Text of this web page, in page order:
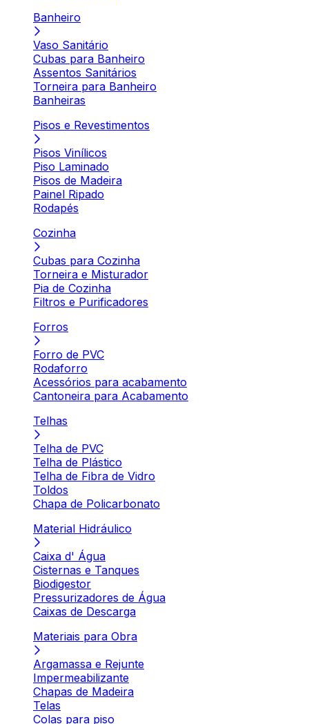
Banheiro
Vaso Sanitário
Cubas para Banheiro
Assentos Sanitários
Torneira para Banheiro
Banheiras
Pisos e Revestimentos
Pisos Vinílicos
Piso Laminado
Pisos de Madeira
Painel Ripado
Rodapés
Cozinha
Cubas para Cozinha
Torneira e Misturador
Pia de Cozinha
Filtros e Purificadores
Forros
Forro de PVC
Rodaforro
Acessórios para acabamento
Cantoneira para Acabamento
Telhas
Telha de PVC
Telha de Plástico
Telha de Fibra de Vidro
Toldos
Chapa de Policarbonato
Material Hidráulico
Caixa d' Água
Cisternas e Tanques
Biodigestor
Pressurizadores de Água
Caixas de Descarga
Materiais para Obra
Argamassa e Rejunte
Impermeabilizante
Chapas de Madeira
Telas
Colas para piso